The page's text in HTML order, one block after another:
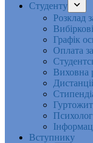
Студенту
Розклад
Графік
Оплата
Виховна
Вступнику